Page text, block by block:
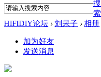
搜
索
HIFIDIY论坛 › 刘呆子 › 相册
加为好友
发送消息